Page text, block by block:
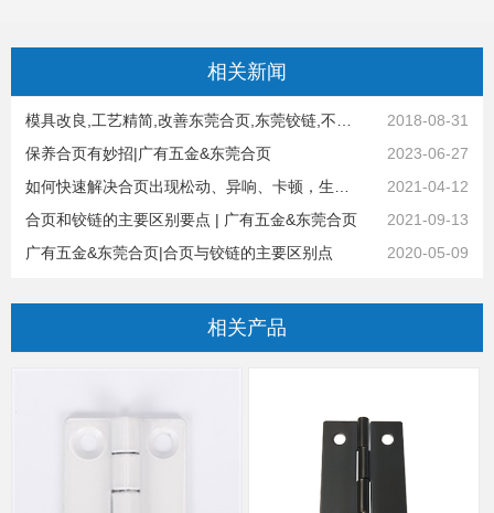
相关新闻
模具改良,工艺精简,改善东莞合页,东莞铰链,不锈钢合页等合页品质
2018-08-31
保养合页有妙招|广有五金&东莞合页
2023-06-27
如何快速解决合页出现松动、异响、卡顿，生锈等问题 | 广有五金&东莞合页
2021-04-12
合页和铰链的主要区别要点 | 广有五金&东莞合页
2021-09-13
广有五金&东莞合页|合页与铰链的主要区别点
2020-05-09
相关产品